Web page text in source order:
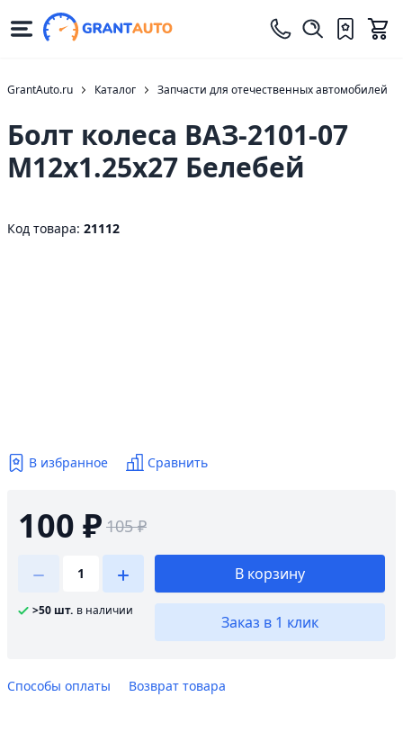
GrantAuto.ru Каталог Запчасти для отечественных автомобилей
Болт колеса ВАЗ-2101-07
М12х1.25х27 Белебей
Код товара: 21112
В избранное Сравнить
100 ₽ 105 ₽
>50 шт. в наличии
В корзину
Заказ в 1 клик
Способы оплаты Возврат товара